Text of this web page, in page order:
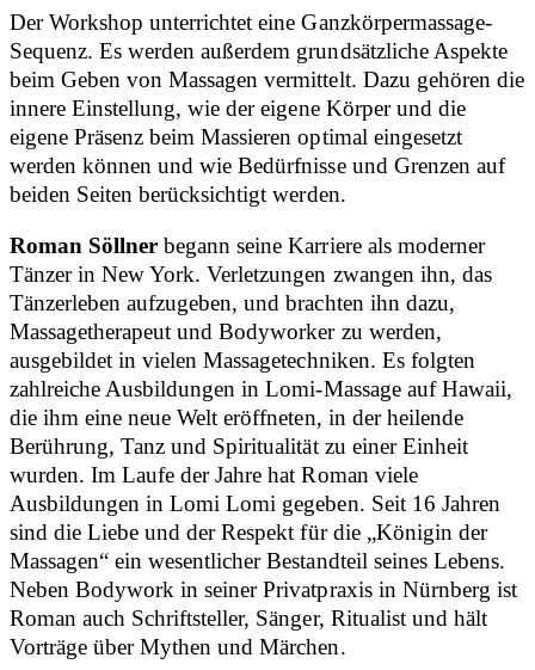
Der Workshop unterrichtet eine Ganzkörpermassage-
Sequenz. Es werden außerdem grundsätzliche Aspekte
beim Geben von Massagen vermittelt. Dazu gehören die
innere Einstellung, wie der eigene Körper und die
eigene Präsenz beim Massieren optimal eingesetzt
werden können und wie Bedürfnisse und Grenzen auf
beiden Seiten berücksichtigt werden.
Roman Söllner begann seine Karriere als moderner
Tänzer in New York. Verletzungen zwangen ihn, das
Tänzerleben aufzugeben, und brachten ihn dazu,
Massagetherapeut und Bodyworker zu werden,
ausgebildet in vielen Massagetechniken. Es folgten
zahlreiche Ausbildungen in Lomi-Massage auf Hawaii,
die ihm eine neue Welt eröffneten, in der heilende
Berührung, Tanz und Spiritualität zu einer Einheit
wurden. Im Laufe der Jahre hat Roman viele
Ausbildungen in Lomi Lomi gegeben. Seit 16 Jahren
sind die Liebe und der Respekt für die „Königin der
Massagen“ ein wesentlicher Bestandteil seines Lebens.
Neben Bodywork in seiner Privatpraxis in Nürnberg ist
Roman auch Schriftsteller, Sänger, Ritualist und hält
Vorträge über Mythen und Märchen.